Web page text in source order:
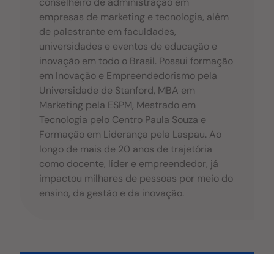
empresas de marketing e tecnologia, além
de palestrante em faculdades,
universidades e eventos de educação e
inovação em todo o Brasil. Possui formação
em Inovação e Empreendedorismo pela
Universidade de Stanford, MBA em
Marketing pela ESPM, Mestrado em
Tecnologia pelo Centro Paula Souza e
Formação em Liderança pela Laspau. Ao
longo de mais de 20 anos de trajetória
como docente, líder e empreendedor, já
impactou milhares de pessoas por meio do
ensino, da gestão e da inovação.